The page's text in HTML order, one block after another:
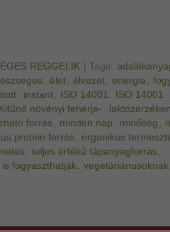
REGGELIK Tags:
élet élvezet energia
instant ISO 14001
ISO 14001
Kitűnő növényi fehérje-
forrás minden nap minőség
protein forrás organikus
teljes értékű tápanyagforrás
fogyaszthatják vegetáriánusoknak